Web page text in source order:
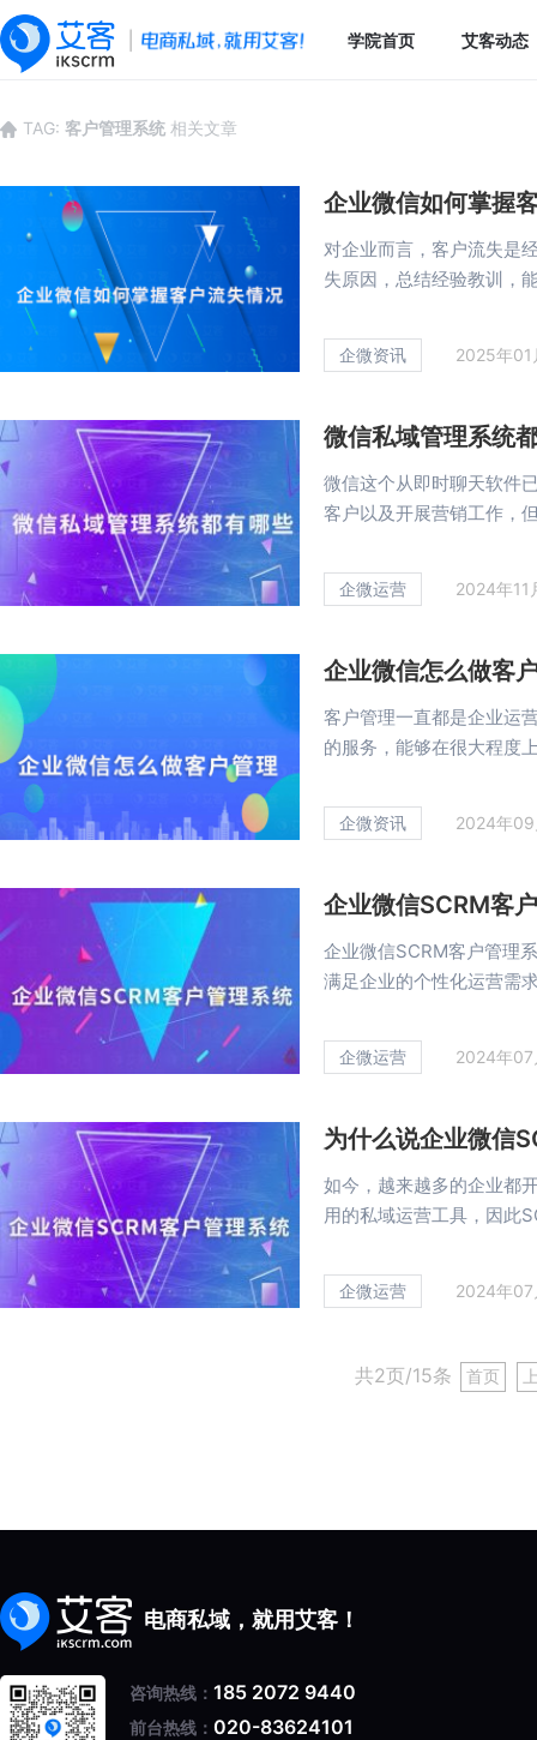
学院首页 艾客动态
TAG: 客户管理系统 相关文章
企业微信如何掌握
对企业而言，客户流失是
失原因，总结经验教训，
企微资讯 2025年
微信私域管理系统
微信这个从即时聊天软件
客户以及开展营销工作，
企微运营 2024年
企业微信怎么做客
客户管理一直都是企业运
的服务，能够在很大程度
企微资讯 2024年
企业微信SCRM客
企业微信SCRM客户管理
满足企业的个性化运营需
企微运营 2024年
为什么说企业微信
如今，越来越多的企业都
用的私域运营工具，因此
企微运营 2024年
共2页/15条 首页
电商私域，就用艾客！
咨询热线： 185 2072 9440
前台热线： 020-83624101